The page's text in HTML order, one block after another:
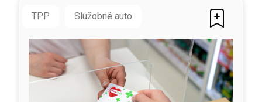
TPP Služobné auto